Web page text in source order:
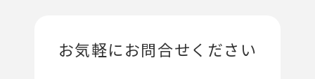
お気軽にお問合せください